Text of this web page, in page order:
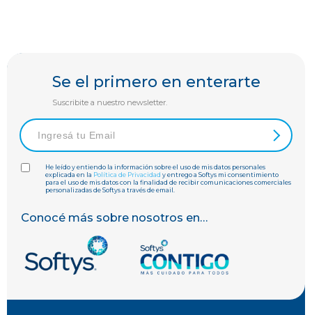
Se el primero en enterarte
Suscribite a nuestro newsletter.
He leído y entiendo la información sobre el uso de mis datos personales
explicada en la Política de Privacidad y entrego a Softys mi consentimiento
para el uso de mis datos con la finalidad de recibir comunicaciones comerciales
personalizadas de Softys a través de email.
Conocé más sobre nosotros en…